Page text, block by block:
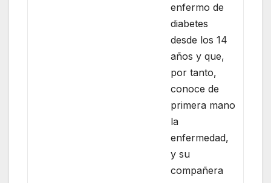
enfermo de
diabetes
desde los 14
años y que,
por tanto,
conoce de
primera mano
la
enfermedad,
y su
compañera